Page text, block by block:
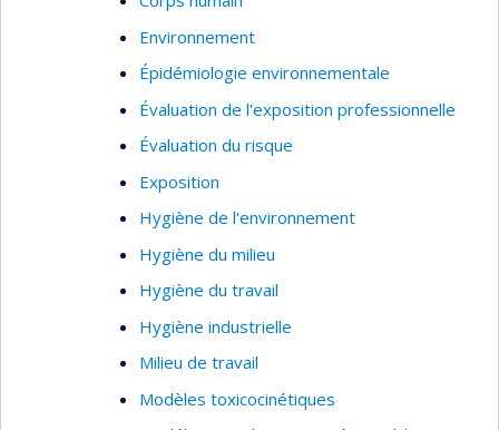
Environnement
Épidémiologie environnementale
Évaluation de l'exposition professionnelle
Évaluation du risque
Exposition
Hygiène de l'environnement
Hygiène du milieu
Hygiène du travail
Hygiène industrielle
Milieu de travail
Modèles toxicocinétiques